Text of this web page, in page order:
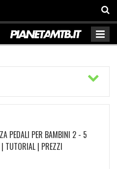
PEDALI PER BAMBINI 2 - 5
TUTORIAL | PREZZI